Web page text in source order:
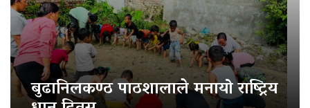
बुढानिलकण्ठ पाठशालाले मनायो राष्ट्रिय